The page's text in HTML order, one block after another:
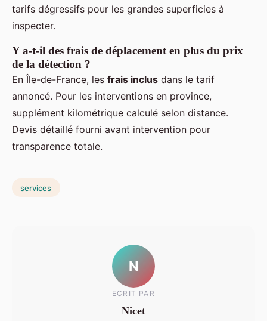
tarifs dégressifs pour les grandes superficies à
inspecter.
Y a-t-il des frais de déplacement en plus du prix
de la détection ?
En Île-de-France, les frais inclus dans le tarif
annoncé. Pour les interventions en province,
supplément kilométrique calculé selon distance.
Devis détaillé fourni avant intervention pour
transparence totale.
services
N
ECRIT PAR
Nicet